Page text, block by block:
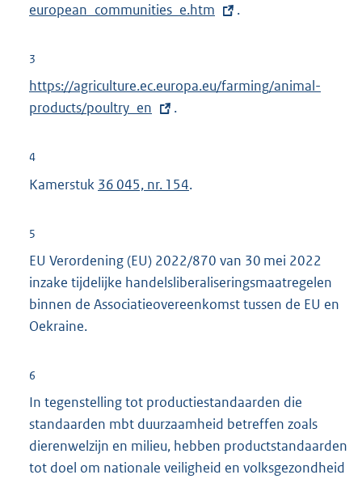
x
e
n
e
i
n
:
european_communities_e.htm
.
3
E
x
e
n
l
i
n
k
:
https://agriculture.ec.europa.eu/farming/animal-
products/poultry_en
.
4
Kamerstuk 36 045, nr. 154.
5
EU Verordening (EU) 2022/870 van 30 mei 2022
inzake tijdelijke handelsliberaliseringsmaatregelen
binnen de Associatieovereenkomst tussen de EU en
Oekraine.
6
In tegenstelling tot productiestandaarden die
standaarden mbt duurzaamheid betreffen zoals
dierenwelzijn en milieu, hebben productstandaarden
tot doel om nationale veiligheid en volksgezondheid